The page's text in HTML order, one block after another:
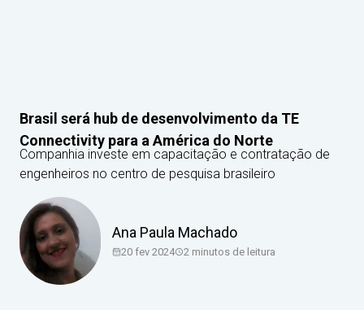
Brasil será hub de desenvolvimento da TE
Connectivity para a América do Norte
Companhia investe em capacitação e contratação de
engenheiros no centro de pesquisa brasileiro
Ana Paula Machado
20 fev 2024 2 minutos de leitura